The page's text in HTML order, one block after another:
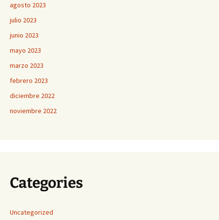
agosto 2023
julio 2023
junio 2023
mayo 2023
marzo 2023
febrero 2023
diciembre 2022
noviembre 2022
Categories
Uncategorized